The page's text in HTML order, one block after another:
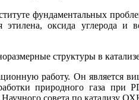
фундаментальных
оксида углерода и
структуры в
работу. Он является
природного газа
совета по катализу